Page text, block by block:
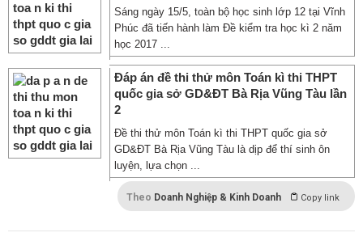
Sáng ngày 15/5, toàn bộ học sinh lớp 12 tại Vĩnh
Phúc đã tiến hành làm Đề kiểm tra học kì 2 năm
học 2017 ...
Đáp án đề thi thử môn Toán kì thi THPT
quốc gia sở GD&ĐT Bà Rịa Vũng Tàu lần
2
Đề thi thử môn Toán kì thi THPT quốc gia sở
GD&ĐT Bà Rịa Vũng Tàu là dịp để thí sinh ôn
luyện, lựa chọn ...
Theo Doanh Nghiệp & Kinh Doanh Copy link